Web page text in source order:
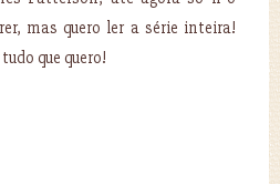
mas quero ler a série inteira!
que quero!